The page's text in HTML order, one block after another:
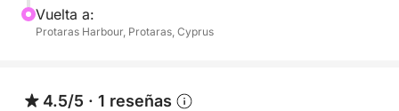
panorámico de la playa. Ya sea que desee nadar,
tomar el sol o simplemente disfrutar de las vistas
Vuelta a:
Protaras Harbour, Protaras, Cyprus
4.5/5 · 1 reseñas